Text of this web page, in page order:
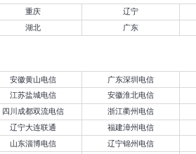
重庆
辽宁
湖北
广东
安徽黄山电信
广东深圳电信
江苏盐城电信
安徽淮北电信
四川成都双流电信
浙江衢州电信
辽宁大连联通
福建漳州电信
山东淄博电信
辽宁锦州电信